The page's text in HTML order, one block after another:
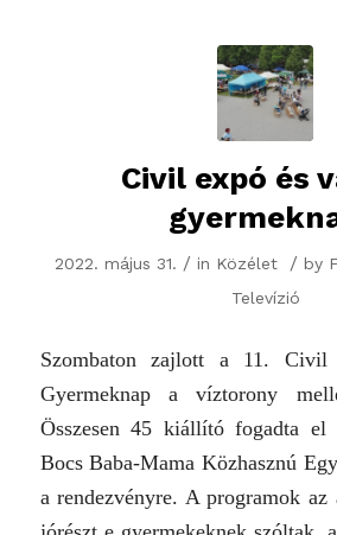
Civil expó és
2022. május 31. / in Közélet / by
Televízió
Szombaton zajlott a 11.
Gyermeknap a víztorony
Összesen 45 kiállító fogadta el
Bocs Baba-Mama Közhasznú
a rendezvényre. A programok